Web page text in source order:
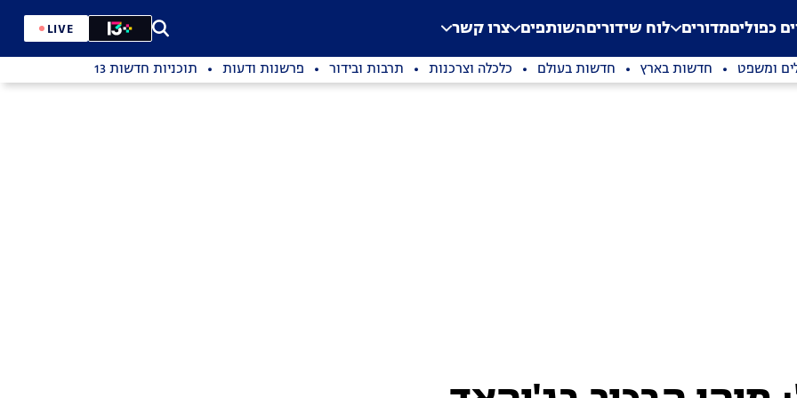
Application error: a
. כפוליםמדורים לוח שידוריםהשותפים צרו קשר LIVE
ומשפט חדשות בארץ חדשות בעולם כלכלה וצרכנות תרבות ובידור פרשנות ודעות תוכניות חדשות 13